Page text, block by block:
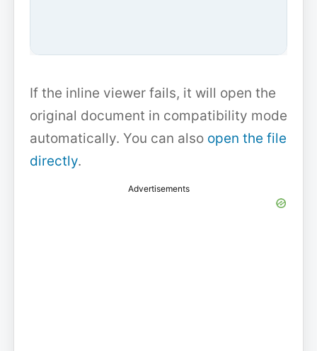
If the inline viewer fails, it will open the
original document in compatibility mode
automatically. You can also open the file
directly.
Advertisements